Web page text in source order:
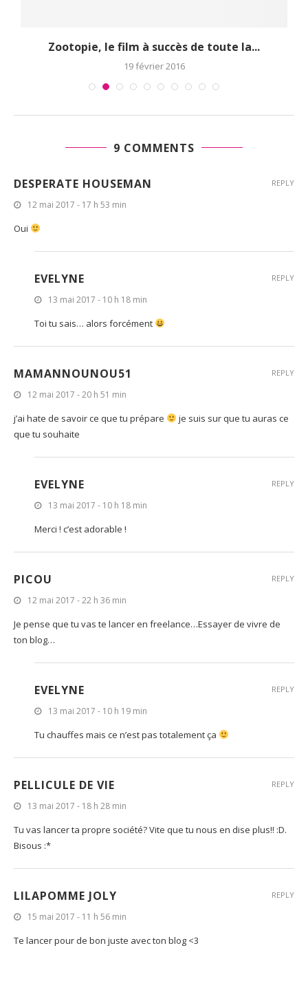
Zootopie, le film à succès de toute la...
19 février 2016
9 COMMENTS
DESPERATE HOUSEMAN
12 mai 2017 - 17 h 53 min
Oui
REPLY
EVELYNE
13 mai 2017 - 10 h 18 min
Toi tu sais… alors forcément
REPLY
MAMANNOUNOU51
12 mai 2017 - 20 h 51 min
j’ai hate de savoir ce que tu prépare
je suis sur que tu auras ce
que tu souhaite
REPLY
EVELYNE
13 mai 2017 - 10 h 18 min
Merci ! c’est adorable !
REPLY
PICOU
12 mai 2017 - 22 h 36 min
Je pense que tu vas te lancer en freelance…Essayer de vivre de
ton blog…
REPLY
EVELYNE
13 mai 2017 - 10 h 19 min
Tu chauffes mais ce n’est pas totalement ça
REPLY
PELLICULE DE VIE
13 mai 2017 - 18 h 28 min
Tu vas lancer ta propre société? Vite que tu nous en dise plus!! :D.
Bisous :*
REPLY
LILAPOMME JOLY
15 mai 2017 - 11 h 56 min
Te lancer pour de bon juste avec ton blog <3
REPLY